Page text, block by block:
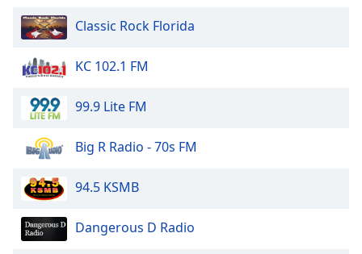
Background
Color
Opacity
Text
Style
Classic Rock Florida
KC 102.1 FM
99.9 Lite FM
Big R Radio - 70s FM
94.5 KSMB
Dangerous D Radio